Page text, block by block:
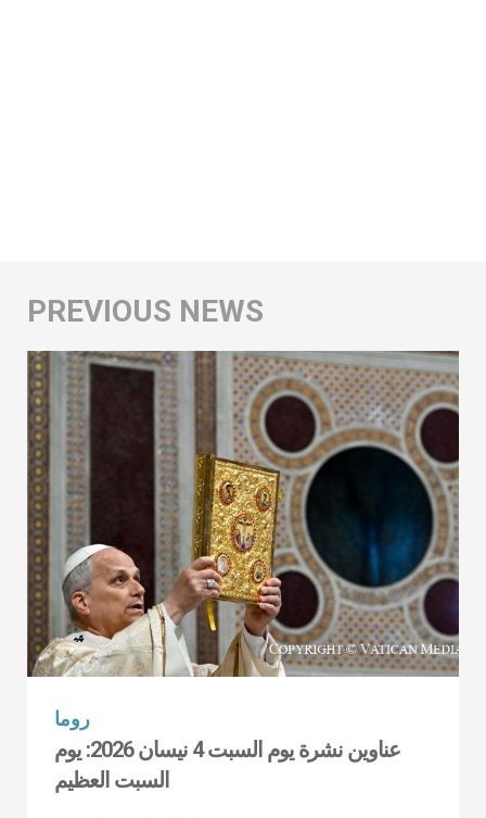
روما
عناوين نشرة يوم السبت 4 نيسان 2026: يوم
السبت العظيم